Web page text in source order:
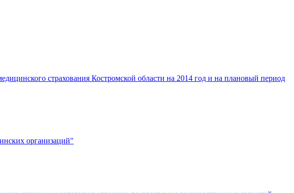
страхования Костромской области на 2014 год и на плановый период
организаций"